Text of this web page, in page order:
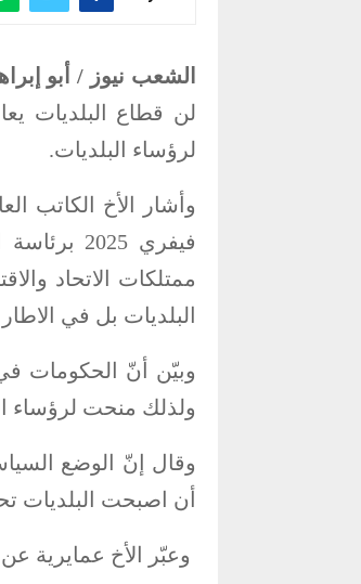
الشعب نيوز / أبو
لن قطاع البلديات
لرؤساء البلديات.
فيفري
ممتلكات الاتحاد
البلديات بل في
وبيّن أنّ الحكومات
ولذلك منحت لرؤساء
أن اصبحت البلديات
وعبّر الأخ عمايرية